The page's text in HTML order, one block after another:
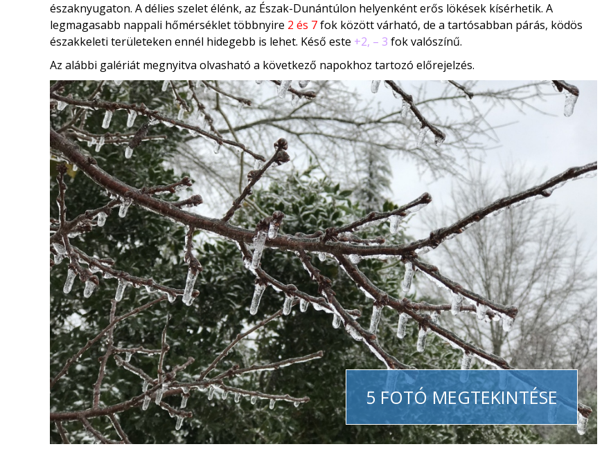
északnyugaton. A délies szelet élénk, az Észak-Dunántúlon helyenként erős lökések kísérhetik. A
legmagasabb nappali hőmérséklet többnyire 2 és 7fok között várható, de a tartósabban párás, ködös
északkeleti területeken ennél hidegebb is lehet. Késő este +2, – 3 fok valószínű.
Az alábbi galériát megnyitva olvasható a következő napokhoz tartozó előrejelzés.
5 FOTÓ MEGTEKINTÉSE